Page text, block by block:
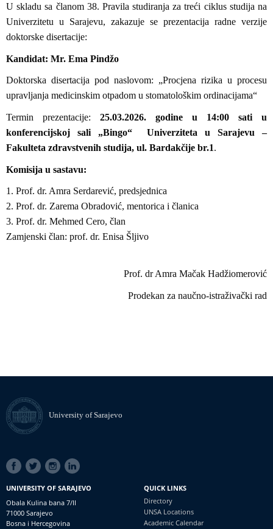
U skladu sa članom 38. Pravila studiranja za treći ciklus studija na
Univerzitetu u Sarajevu, zakazuje se prezentacija radne verzije
doktorske disertacije:
Kandidat: Mr. Ema Pindžo
Doktorska disertacija pod naslovom: „Procjena rizika u procesu
upravljanja medicinskim otpadom u stomatološkim ordinacijama“
Termin prezentacije: 25.03.2026. godine u 14:00 sati u
konferencijskoj sali „Bingo“ Univerziteta u Sarajevu –
Fakulteta zdravstvenih studija, ul. Bardakčije br.1.
Komisija u sastavu:
1. Prof. dr. Amra Serdarević, predsjednica
2. Prof. dr. Zarema Obradović, mentorica i članica
3. Prof. dr. Mehmed Cero, član
Zamjenski član: prof. dr. Enisa Šljivo
Prof. dr Amra Mačak Hadžiomerović
Prodekan za naučno-istraživački rad
University of Sarajevo
SOCIAL
LINKS
UNIVERSITY OF SARAJEVO
Obala Kulina bana 7/II
71000 Sarajevo
Bosna i Hercegovina
QUICK LINKS
Directory
UNSA Locations
Academic Calendar